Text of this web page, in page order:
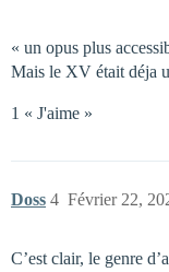
« un opus plus
Mais le XV était déja
1 « J'aime »
Doss Février 22,
4
C’est clair, le genre